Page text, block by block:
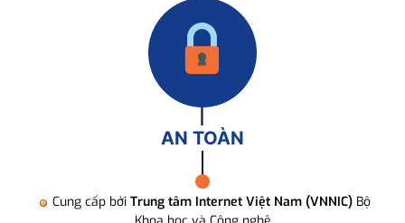
AN TOÀN
Cung cấp bởi Trung tâm Internet Việt Nam (VNNIC) Bộ